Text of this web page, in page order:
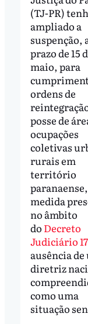
(TJ-PR)
ampliado a
suspenção,
prazo de 15
maio, para
ordens de
posse de
ocupações
coletivas
rurais em
território
paranaense,
medida
no âmbito
do Decreto
Judiciário
ausência de
diretriz
como uma
situação